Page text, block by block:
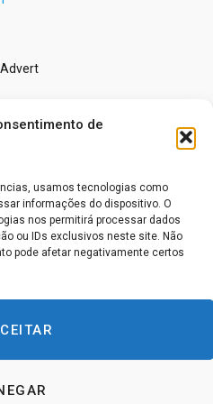
de
usamos tecnologias como
informações do dispositivo. O
nos permitirá processar dados
ou IDs exclusivos neste site. Não
pode afetar negativamente certos
QUE ACREDITAS
É VERDADEIRO.”